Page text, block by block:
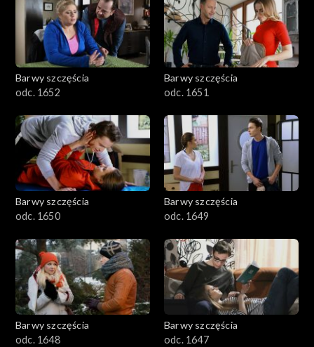
Barwy szczęścia
odc. 1652
Barwy szczęścia
odc. 1651
Barwy szczęścia
odc. 1650
Barwy szczęścia
odc. 1649
Barwy szczęścia
odc. 1648
Barwy szczęścia
odc. 1647